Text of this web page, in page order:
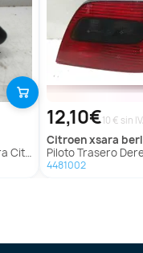
Zx
12,10€10 € sin
citroenxsara
Piloto Trasero Derecho Para Citroen
4481002